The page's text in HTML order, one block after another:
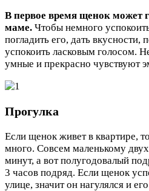
В первое время щенок может
маме. Чтобы немного
погладить его, дать вкусности,
успокоить ласковым голосом.
умные и прекрасно чувствуют
Прогулка
Если щенок живет в квартире,
много. Совсем маленькому
минут, а вот полугодовалый
3 часов подряд. Если щенок
улице, значит он нагулялся и